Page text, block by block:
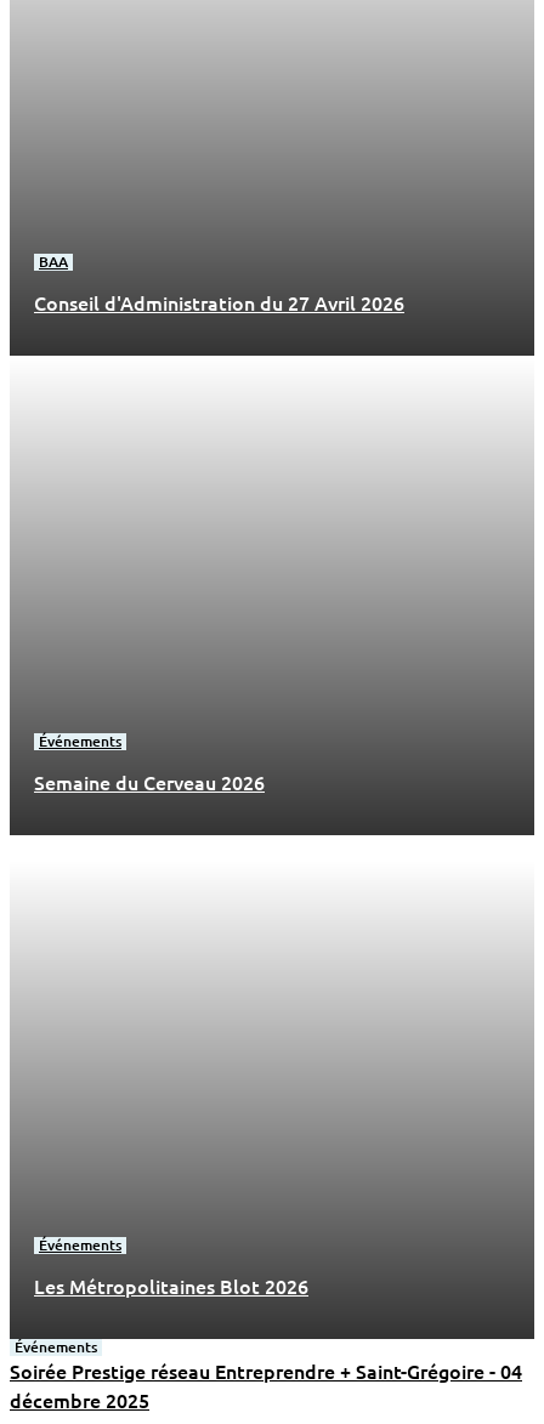
BAA
Conseil d'Administration du 27 Avril 2026
Événements
Semaine du Cerveau 2026
Événements
Les Métropolitaines Blot 2026
Événements
Soirée Prestige réseau Entreprendre + Saint-Grégoire - 04
décembre 2025